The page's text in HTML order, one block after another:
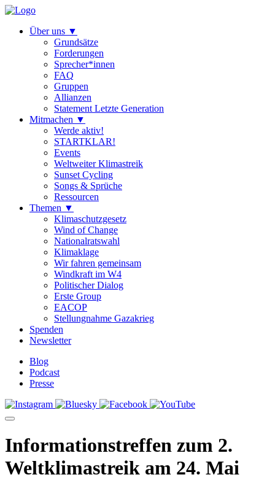
Über uns ▼
Grundsätze
Forderungen
Sprecher*innen
FAQ
Gruppen
Allianzen
Statement Letzte Generation
Mitmachen ▼
Werde aktiv!
STARTKLAR!
Events
Weltweiter Klimastreik
Sunset Cycling
Songs & Sprüche
Ressourcen
Themen ▼
Klimaschutzgesetz
Wind of Change
Nationalratswahl
Klimaklage
Wir fahren gemeinsam
Windkraft im W4
Politischer Dialog
Erste Group
EACOP
Stellungnahme Gazakrieg
Spenden
Newsletter
Blog
Podcast
Presse
Informationstreffen zum 2.
Weltklimastreik am 24. Mai